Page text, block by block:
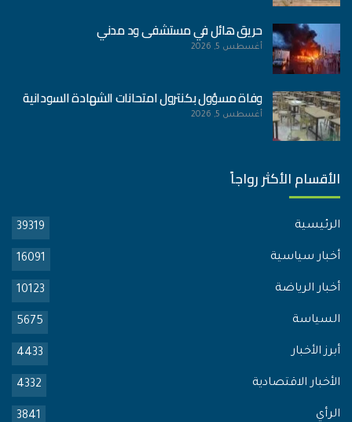
حريق هائل في مستشفى ود مدني
أغسطس 5, 2026
وفاة مسؤول بكنترول امتحانات الشهادة السودانية
أغسطس 5, 2026
الأقسام الأكثر رواجاً
الرئيسية 39319
أخبار سياسية 16091
أخبار الرياضة 10123
السياسة 5675
أبرز الأخبار 4433
الأخبار الاقتصادية 4332
الرأي 3841